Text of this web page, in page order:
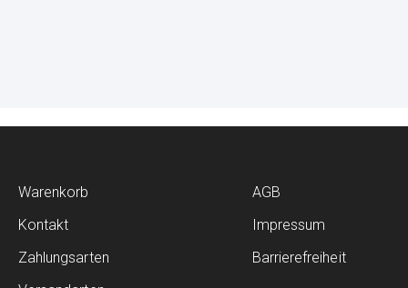
Warenkorb
Kontakt
Zahlungsarten
AGB
Impressum
Barrierefreiheit